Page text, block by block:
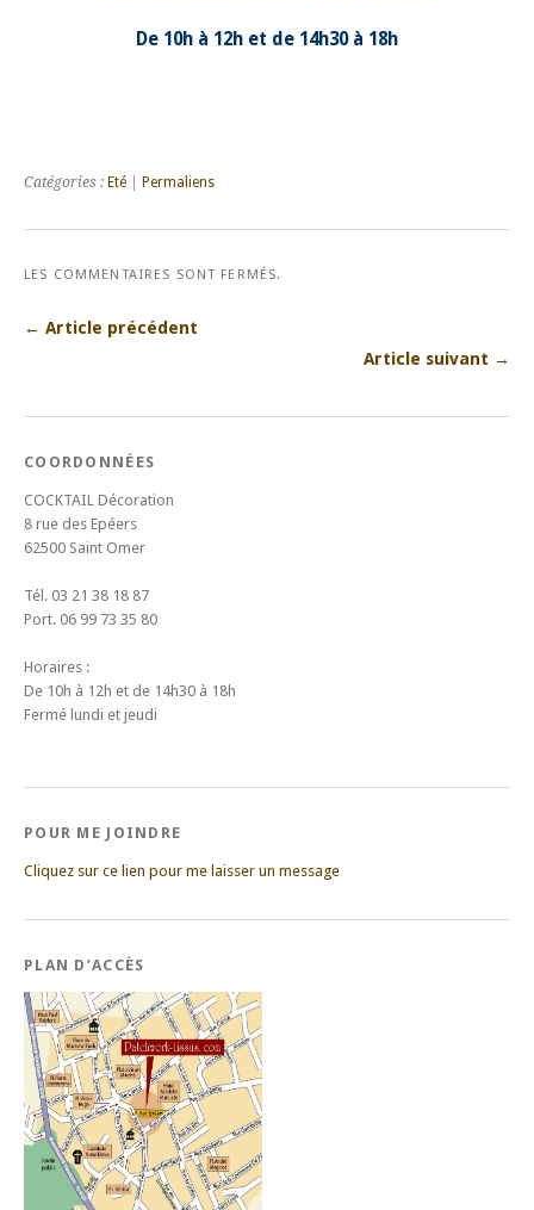
De 10h à 12h et de 14h30 à 18h
Catégories : Eté Permaliens
LES COMMENTAIRES SONT FERMÉS.
← Article précédent
Article suivant →
COORDONNÉES
COCKTAIL Décoration
8 rue des Epéers
62500 Saint Omer
Tél. 03 21 38 18 87
Port. 06 99 73 35 80
Horaires :
De 10h à 12h et de 14h30 à 18h
Fermé lundi et jeudi
POUR ME JOINDRE
Cliquez sur ce lien pour me laisser un message
PLAN D’ACCÈS